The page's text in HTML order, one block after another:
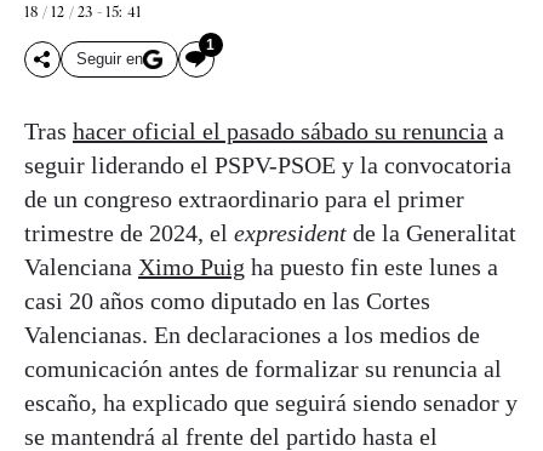
18 / 12 / 23 - 15: 41
Seguir en
1
Tras hacer oficial el pasado sábado su renuncia a
seguir liderando el PSPV-PSOE y la convocatoria
de un congreso extraordinario para el primer
trimestre de 2024, el expresident de la Generalitat
Valenciana Ximo Puig ha puesto fin este lunes a
casi 20 años como diputado en las Cortes
Valencianas. En declaraciones a los medios de
comunicación antes de formalizar su renuncia al
escaño, ha explicado que seguirá siendo senador y
se mantendrá al frente del partido hasta el